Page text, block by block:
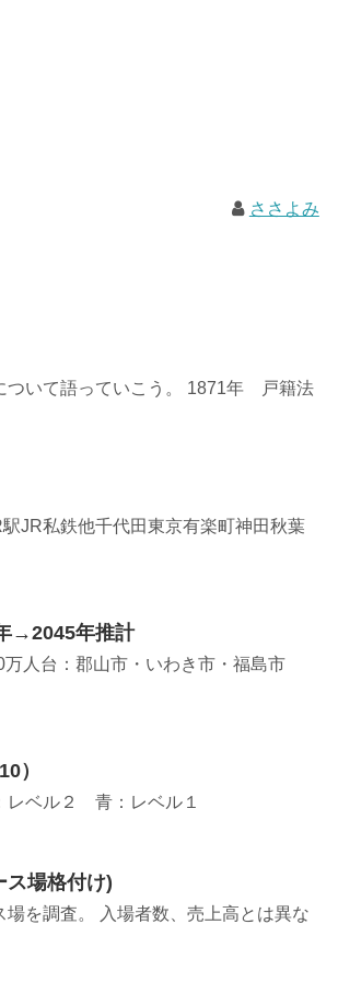
ささよみ
ついて語っていこう。 1871年 戸籍法
JR私鉄他千代田東京有楽町神田秋葉
→2045年推計
人台：郡山市・いわき市・福島市
）
ベル２ 青：レベル１
ス場格付け)
を調査。 入場者数、売上高とは異な